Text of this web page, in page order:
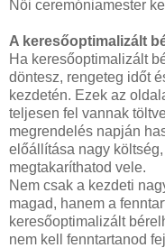
Női ceremóniamester
A keresőoptimalizált
Ha keresőoptimalizált
döntesz, rengeteg időt
kezdetén. Ezek az
teljesen fel vannak
megrendelés napján
előállítása nagy
megtakaríthatod vele.
Nem csak a kezdeti
magad, hanem a
keresőoptimalizált
nem kell fenntartanod